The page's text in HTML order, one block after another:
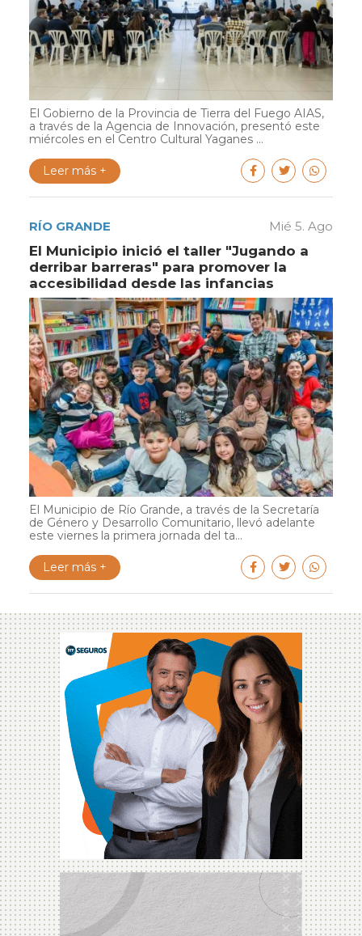
El Gobierno de la Provincia de Tierra del Fuego AIAS,
a través de la Agencia de Innovación, presentó este
miércoles en el Centro Cultural Yaganes ...
Leer más +
RÍO GRANDE Mié 5. Ago
El Municipio inició el taller "Jugando a
derribar barreras" para promover la
accesibilidad desde las infancias
El Municipio de Río Grande, a través de la Secretaría
de Género y Desarrollo Comunitario, llevó adelante
este viernes la primera jornada del ta...
Leer más +